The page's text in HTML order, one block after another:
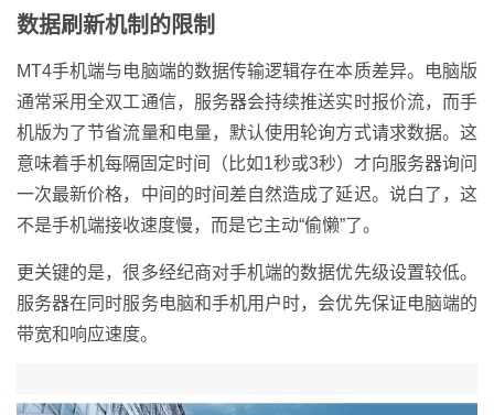
数据刷新机制的限制
MT4手机端与电脑端的数据传输逻辑存在本质差异。电脑版
通常采用全双工通信，服务器会持续推送实时报价流，而手
机版为了节省流量和电量，默认使用轮询方式请求数据。这
意味着手机每隔固定时间（比如1秒或3秒）才向服务器询问
一次最新价格，中间的时间差自然造成了延迟。说白了，这
不是手机端接收速度慢，而是它主动“偷懒”了。
更关键的是，很多经纪商对手机端的数据优先级设置较低。
服务器在同时服务电脑和手机用户时，会优先保证电脑端的
带宽和响应速度。